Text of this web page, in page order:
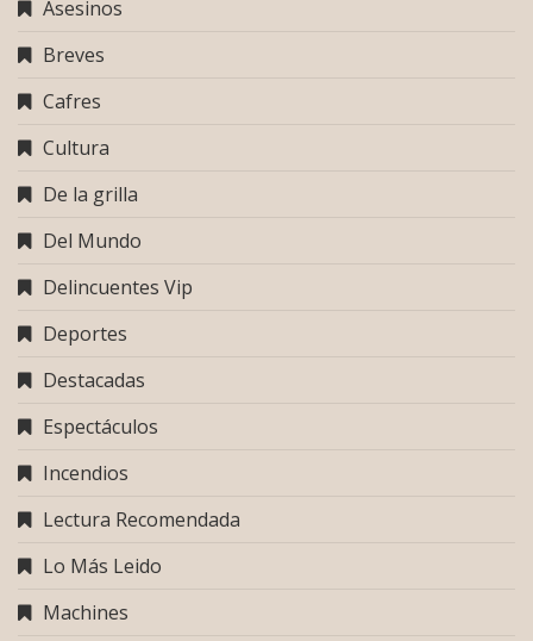
Asesinos
Breves
Cafres
Cultura
De la grilla
Del Mundo
Delincuentes Vip
Deportes
Destacadas
Espectáculos
Incendios
Lectura Recomendada
Lo Más Leido
Machines